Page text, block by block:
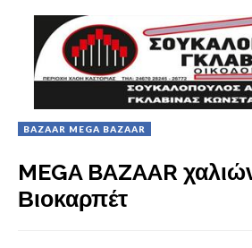
BAZAAR MEGA BAZAAR
MEGA BAZAAR
Βιοκαρπέτ